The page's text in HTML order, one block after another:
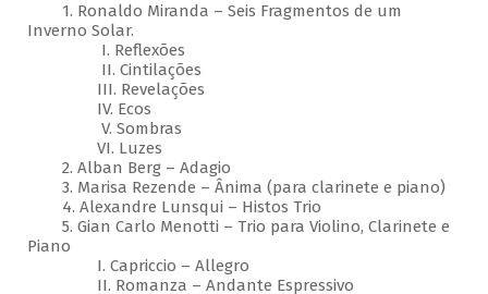
1. Ronaldo Miranda – Seis Fragmentos de um
Inverno Solar.
I. Reflexões
II. Cintilações
III. Revelações
IV. Ecos
V. Sombras
VI. Luzes
2. Alban Berg – Adagio
3. Marisa Rezende – Ânima (para clarinete e piano)
4. Alexandre Lunsqui – Histos Trio
5. Gian Carlo Menotti – Trio para Violino, Clarinete e
Piano
I. Capriccio – Allegro
II. Romanza – Andante Espressivo